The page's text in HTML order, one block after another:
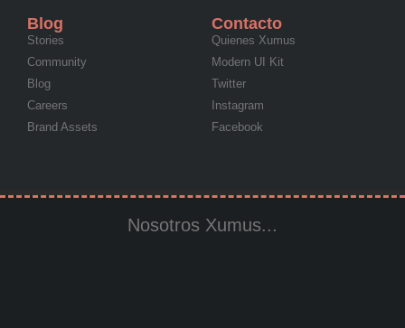
Blog
Stories
Community
Blog
Careers
Brand Assets
Contacto
Quienes Xumus
Modern UI Kit
Twitter
Instagram
Facebook
Nosotros Xumus...